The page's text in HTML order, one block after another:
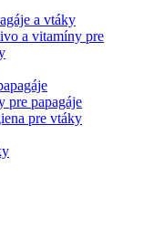
a vtáky
a vitamíny pre
pre papagáje
pre vtáky